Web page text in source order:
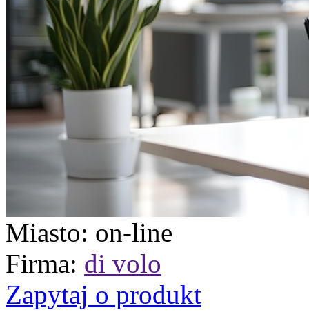
Miasto: on-line
Firma: di volo
Zapytaj o produkt